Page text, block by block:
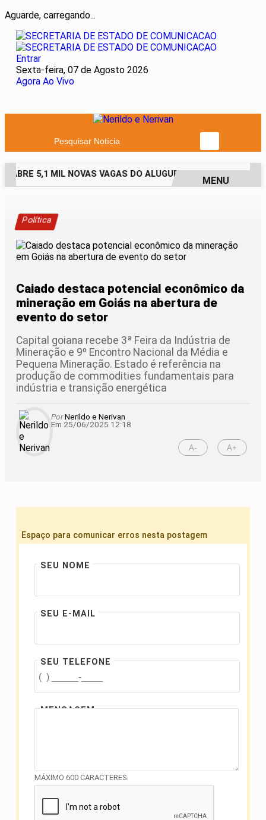
Aguarde, carregando...
Entrar
Sexta-feira, 07 de Agosto 2026
Agora Ao Vivo
Pesquisar Notícia
ABRE 5,1 MIL NOVAS VAGAS DO ALUGUEL SOCIAL EM 40
MENU
Política
Caiado destaca potencial econômico da
mineração em Goiás na abertura de
evento do setor
Capital goiana recebe 3ª Feira da Indústria de
Mineração e 9º Encontro Nacional da Média e
Pequena Mineração. Estado é referência na
produção de commodities fundamentais para
indústria e transição energética
PorNerildo e Nerivan
Em 25/06/2025 12:18
A- A+
Espaço para comunicar erros nesta postagem
SEU NOME
SEU E-MAIL
SEU TELEFONE
MENSAGEM
MÁXIMO 600 CARACTERES.